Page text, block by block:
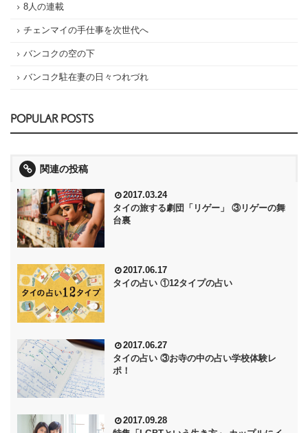
8人の連載
チェンマイの手仕事を次世代へ
バンコクの空の下
バンコク駐在妻の日々つれづれ
POPULAR POSTS
関連の投稿
2017.03.24
タイの旅する劇団「リゲー」 ③リゲーの舞
台裏
2017.06.17
タイの占い ①12タイプの占い
2017.06.27
タイの占い ③お寺の中の占い学校体験レ
ポ！
2017.09.28